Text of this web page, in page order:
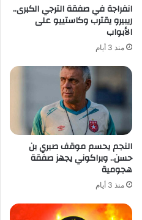
انفراجة في صفقة الترجي الكبرى..
ريبيرو يقترب وكاستييو على
الأبواب
منذ 3 أيام
النجم يحسم موقف صبري بن
حسن.. وبراكوني يجهز صفقة
هجومية
منذ 3 أيام